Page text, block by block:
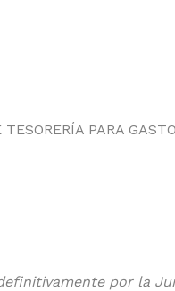
PARA
por la